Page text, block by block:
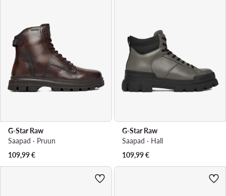
G-Star Raw
Saapad · Pruun
109,99€
G-Star Raw
Saapad · Hall
109,99€